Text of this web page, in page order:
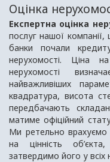
Оцінка
Експертна оцінка
послуг нашої компанії,
банки почали
нерухомості. Ціна
нерухомості
найважливіших
квадратура, висота
передбачають
матиме офіційний
Ми ретельно
на цінність
затвердимо його у всіх